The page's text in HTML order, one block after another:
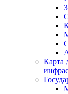
Карта